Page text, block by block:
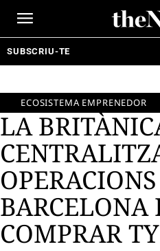
SUBSCRIU-TE
ECOSISTEMA EMPRENEDOR
LA
BARCELONA
COMPRAR